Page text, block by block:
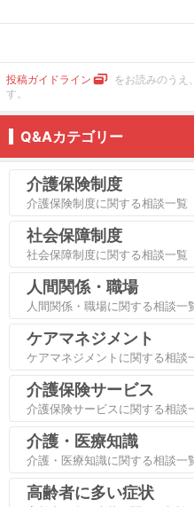
投稿ガイドライン
をお読みのうえ
す。
Q&Aカテゴリー
介護保険制度
介護保険制度に関する相談一覧
社会保障制度
社会保障制度に関する相談一覧
人間関係・職場
人間関係・職場に関する相談一
ケアマネジメント
ケアマネジメントに関する相談
介護保険サービス
介護保険サービスに関する相談
介護・医療知識
介護・医療知識に関する相談一
高齢者に多い症状